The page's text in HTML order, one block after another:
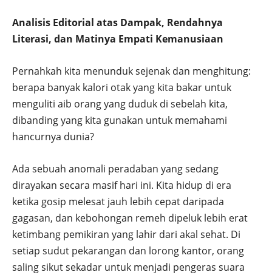
Analisis Editorial atas Dampak, Rendahnya
Literasi, dan Matinya Empati Kemanusiaan
Pernahkah kita menunduk sejenak dan menghitung:
berapa banyak kalori otak yang kita bakar untuk
menguliti aib orang yang duduk di sebelah kita,
dibanding yang kita gunakan untuk memahami
hancurnya dunia?
Ada sebuah anomali peradaban yang sedang
dirayakan secara masif hari ini. Kita hidup di era
ketika gosip melesat jauh lebih cepat daripada
gagasan, dan kebohongan remeh dipeluk lebih erat
ketimbang pemikiran yang lahir dari akal sehat. Di
setiap sudut pekarangan dan lorong kantor, orang
saling sikut sekadar untuk menjadi pengeras suara